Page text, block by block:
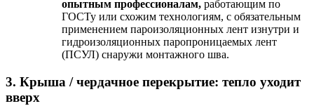
опытным профессионалам, работающим по
ГОСТу или схожим технологиям, с обязательным
применением пароизоляционных лент изнутри и
гидроизоляционных паропроницаемых лент
(ПСУЛ) снаружи монтажного шва.
3. Крыша / чердачное перекрытие: тепло уходит
вверх